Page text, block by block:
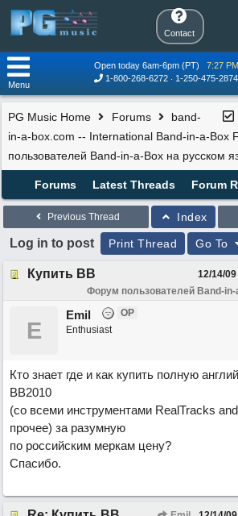
Contact
Open today 6am-6pm (PT)
7:27 PM
1-800-268-6272
1-250-475-2874
Menu
PG Music Home Forums
band-
in-a-box.com -- International Band-in-a-Box
пользователей Band-in-a-Box на русском
Forums Latest Threads Forum
Previous Thread Index
Log in to post Print Thread Go To
Купить ВВ 12/14/09
Форум пользователей Band-
E
Emil
OP
Enthusiast
Кто знает где и как купить полную
ВВ2010
(со всеми инструментами RealTracks
прочее) за разумную
по российским меркам цену?
Спасибо.